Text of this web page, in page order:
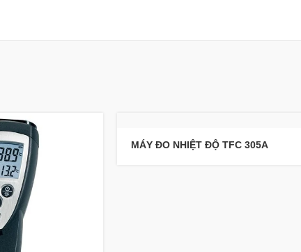
MÁY ĐO NHIỆT ĐỘ TFC 305A